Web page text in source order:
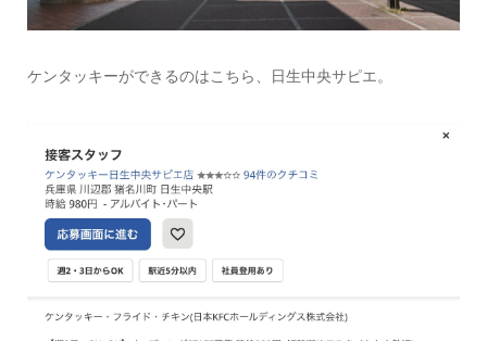
ケンタッキーができるのはこちら、日生中央サピエ。